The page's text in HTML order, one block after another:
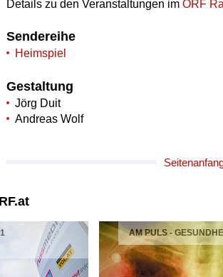
Details zu den Veranstaltungen imORF
Sendereihe
Heimspiel
Gestaltung
Jörg Duit
Andreas Wolf
AM PULS -